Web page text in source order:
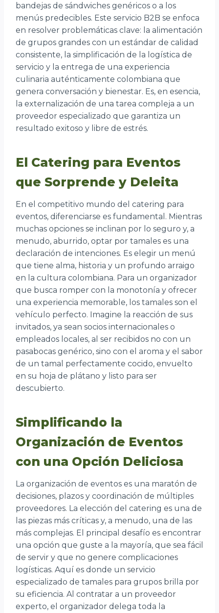
bandejas de sándwiches genéricos o a los
menús predecibles. Este servicio B2B se enfoca
en resolver problemáticas clave: la alimentación
de grupos grandes con un estándar de calidad
consistente, la simplificación de la logística de
servicio y la entrega de una experiencia
culinaria auténticamente colombiana que
genera conversación y bienestar. Es, en esencia,
la externalización de una tarea compleja a un
proveedor especializado que garantiza un
resultado exitoso y libre de estrés.
El Catering para Eventos
que Sorprende y Deleita
En el competitivo mundo del catering para
eventos, diferenciarse es fundamental. Mientras
muchas opciones se inclinan por lo seguro y, a
menudo, aburrido, optar por tamales es una
declaración de intenciones. Es elegir un menú
que tiene alma, historia y un profundo arraigo
en la cultura colombiana. Para un organizador
que busca romper con la monotonía y ofrecer
una experiencia memorable, los tamales son el
vehículo perfecto. Imagine la reacción de sus
invitados, ya sean socios internacionales o
empleados locales, al ser recibidos no con un
pasabocas genérico, sino con el aroma y el sabor
de un tamal perfectamente cocido, envuelto
en su hoja de plátano y listo para ser
descubierto.
Simplificando la
Organización de Eventos
con una Opción Deliciosa
La organización de eventos es una maratón de
decisiones, plazos y coordinación de múltiples
proveedores. La elección del catering es una de
las piezas más críticas y, a menudo, una de las
más complejas. El principal desafío es encontrar
una opción que guste a la mayoría, que sea fácil
de servir y que no genere complicaciones
logísticas. Aquí es donde un servicio
especializado de tamales para grupos brilla por
su eficiencia. Al contratar a un proveedor
experto, el organizador delega toda la